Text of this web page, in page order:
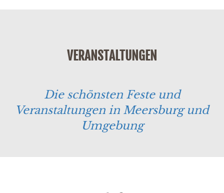
VERANSTALTUNGEN
Die schönsten Feste und
Veranstaltungen in Meersburg und
Umgebung